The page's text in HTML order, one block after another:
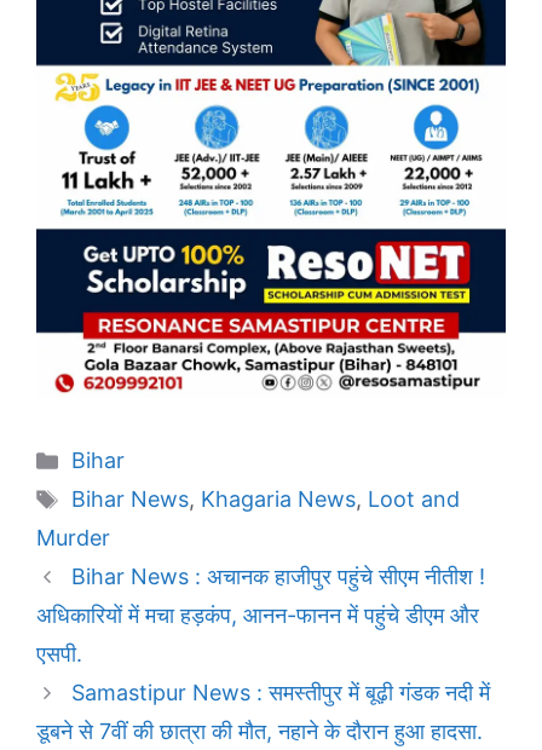
Categories
Bihar
Tags
Bihar News, Khagaria News, Loot and
Murder
Bihar News : अचानक हाजीपुर पहुंचे सीएम नीतीश !
अधिकारियों में मचा हड़कंप, आनन-फानन में पहुंचे डीएम और
एसपी.
Samastipur News : समस्तीपुर में बूढ़ी गंडक नदी में
डूबने से 7वीं की छात्रा की मौत, नहाने के दौरान हुआ हादसा.